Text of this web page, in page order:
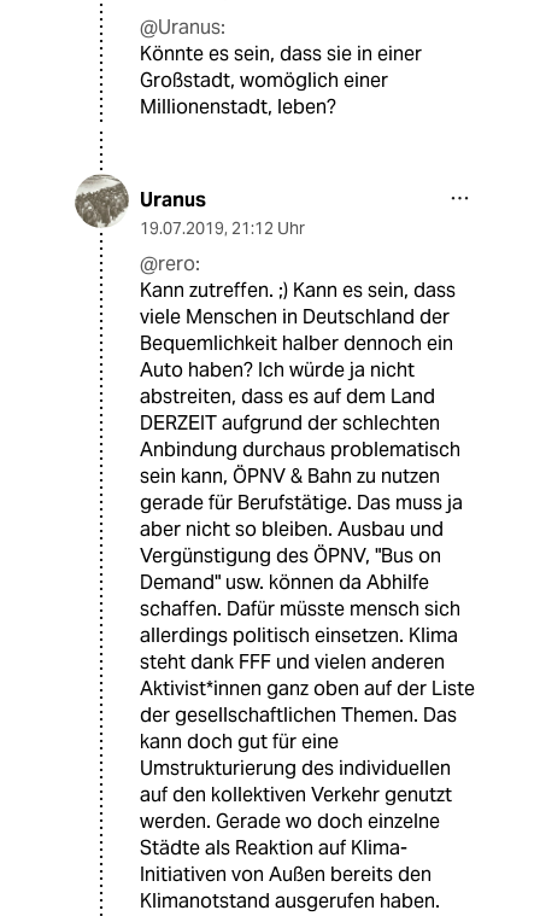
@Uranus:
Könnte es sein, dass sie in einer
Großstadt, womöglich einer
Millionenstadt, leben?
Uranus
19.07.2019, 21:12 Uhr
@rero:
Kann zutreffen. ;) Kann es sein, dass
viele Menschen in Deutschland der
Bequemlichkeit halber dennoch ein
Auto haben? Ich würde ja nicht
abstreiten, dass es auf dem Land
DERZEIT aufgrund der schlechten
Anbindung durchaus problematisch
sein kann, ÖPNV & Bahn zu nutzen
gerade für Berufstätige. Das muss ja
aber nicht so bleiben. Ausbau und
Vergünstigung des ÖPNV, "Bus on
Demand" usw. können da Abhilfe
schaffen. Dafür müsste mensch sich
allerdings politisch einsetzen. Klima
steht dank FFF und vielen anderen
Aktivist*innen ganz oben auf der Liste
der gesellschaftlichen Themen. Das
kann doch gut für eine
Umstrukturierung des individuellen
auf den kollektiven Verkehr genutzt
werden. Gerade wo doch einzelne
Städte als Reaktion auf Klima-
Initiativen von Außen bereits den
Klimanotstand ausgerufen haben.